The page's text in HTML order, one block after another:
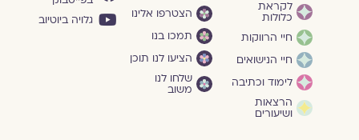
לקראת
כלולות
חיי הרווקות
חיי הנישואים
לימוד וכתיבה
הרצאות
ושיעורים
הצטרפו אלינו
תמכו בנו
הציעו לנו תוכן
שלחו לנו
משוב
גלויה ביוטיוב